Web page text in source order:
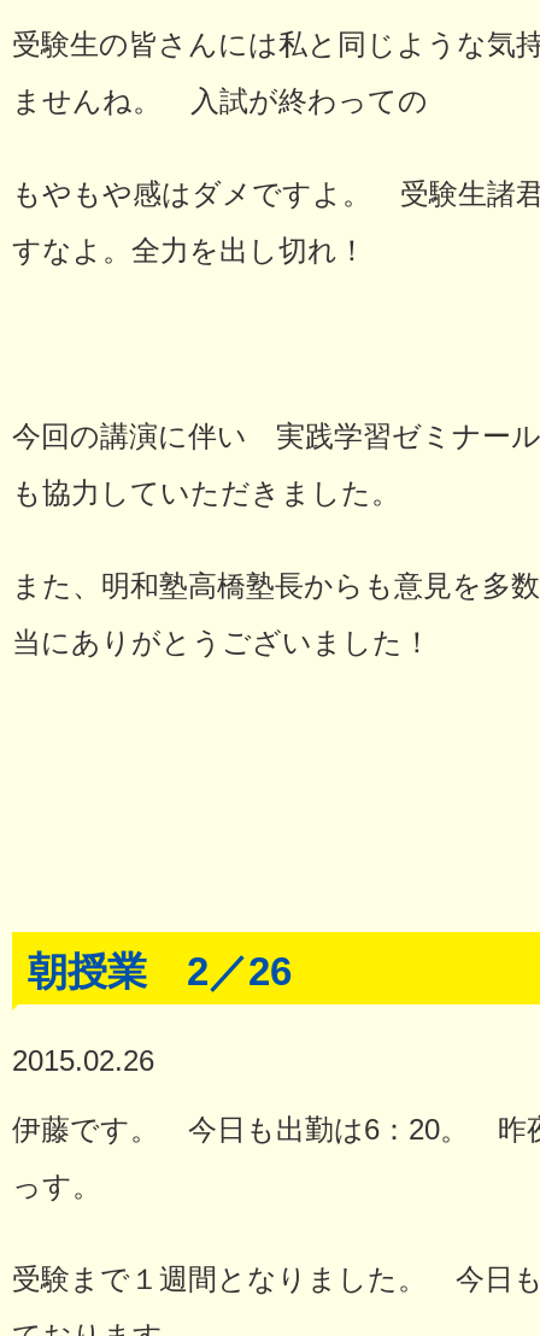
受験生の皆さんには私と同じような気
ませんね。 入試が終わっての
もやもや感はダメですよ。 受験生諸
すなよ。全力を出し切れ！
今回の講演に伴い 実践学習ゼミナー
も協力していただきました。
また、明和塾高橋塾長からも意見を
当にありがとうございました！
朝授業 2／26
2015.02.26
伊藤です。 今日も出勤は6：20。 昨
っす。
受験まで１週間となりました。 今日